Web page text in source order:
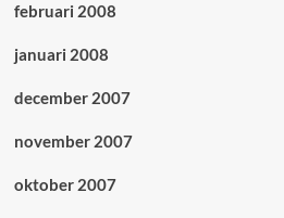
februari 2008
januari 2008
december 2007
november 2007
oktober 2007